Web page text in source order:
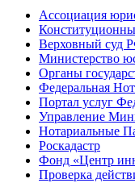
Ассоциация
Верховный суд
Министерство
Органы
Федеральная
Портал услуг
Управление
Нотариальные
Роскадастр
Фонд «Центр
Проверка